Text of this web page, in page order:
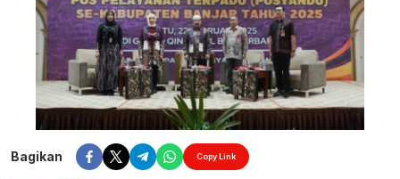
Bagikan Copy Link